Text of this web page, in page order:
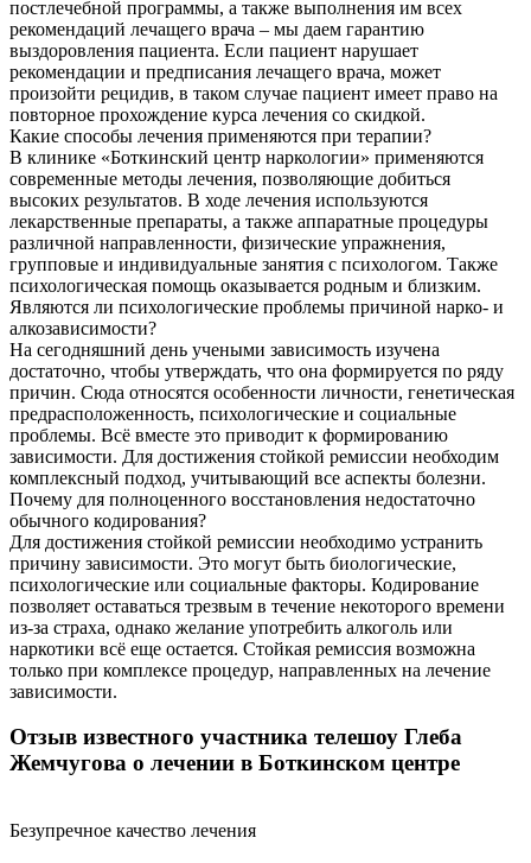
постлечебной программы, а также выполнения им всех
рекомендаций лечащего врача – мы даем гарантию
выздоровления пациента. Если пациент нарушает
рекомендации и предписания лечащего врача, может
произойти рецидив, в таком случае пациент имеет право на
повторное прохождение курса лечения со скидкой.
Какие способы лечения применяются при терапии?
В клинике «Боткинский центр наркологии» применяются
современные методы лечения, позволяющие добиться
высоких результатов. В ходе лечения используются
лекарственные препараты, а также аппаратные процедуры
различной направленности, физические упражнения,
групповые и индивидуальные занятия с психологом. Также
психологическая помощь оказывается родным и близким.
Являются ли психологические проблемы причиной нарко- и
алкозависимости?
На сегодняшний день учеными зависимость изучена
достаточно, чтобы утверждать, что она формируется по ряду
причин. Сюда относятся особенности личности, генетическая
предрасположенность, психологические и социальные
проблемы. Всё вместе это приводит к формированию
зависимости. Для достижения стойкой ремиссии необходим
комплексный подход, учитывающий все аспекты болезни.
Почему для полноценного восстановления недостаточно
обычного кодирования?
Для достижения стойкой ремиссии необходимо устранить
причину зависимости. Это могут быть биологические,
психологические или социальные факторы. Кодирование
позволяет оставаться трезвым в течение некоторого времени
из-за страха, однако желание употребить алкоголь или
наркотики всё еще остается. Стойкая ремиссия возможна
только при комплексе процедур, направленных на лечение
зависимости.
Отзыв известного участника телешоу Глеба
Жемчугова о лечении в Боткинском центре
Безупречное качество лечения